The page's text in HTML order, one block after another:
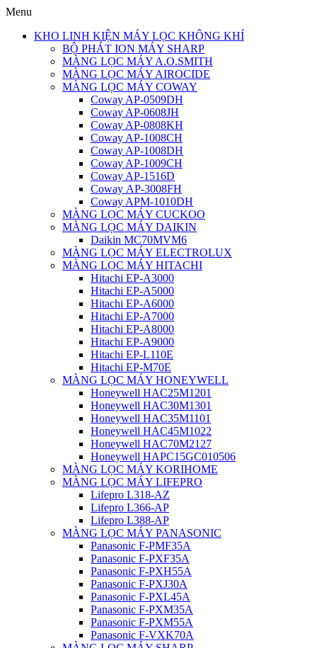
Menu
KHO LINH KIỆN MÁY LỌC KHÔNG KHÍ
BỘ PHÁT ION MÁY SHARP
MÀNG LỌC MÁY A.O.SMITH
MÀNG LỌC MÁY AIROCIDE
MÀNG LỌC MÁY COWAY
Coway AP-0509DH
Coway AP-0608JH
Coway AP-0808KH
Coway AP-1008CH
Coway AP-1008DH
Coway AP-1009CH
Coway AP-1516D
Coway AP-3008FH
Coway APM-1010DH
MÀNG LỌC MÁY CUCKOO
MÀNG LỌC MÁY DAIKIN
Daikin MC70MVM6
MÀNG LỌC MÁY ELECTROLUX
MÀNG LỌC MÁY HITACHI
Hitachi EP-A3000
Hitachi EP-A5000
Hitachi EP-A6000
Hitachi EP-A7000
Hitachi EP-A8000
Hitachi EP-A9000
Hitachi EP-L110E
Hitachi EP-M70E
MÀNG LỌC MÁY HONEYWELL
Honeywell HAC25M1201
Honeywell HAC30M1301
Honeywell HAC35M1101
Honeywell HAC45M1022
Honeywell HAC70M2127
Honeywell HAPC15GC010506
MÀNG LỌC MÁY KORIHOME
MÀNG LỌC MÁY LIFEPRO
Lifepro L318-AZ
Lifepro L366-AP
Lifepro L388-AP
MÀNG LỌC MÁY PANASONIC
Panasonic F-PMF35A
Panasonic F-PXF35A
Panasonic F-PXH55A
Panasonic F-PXJ30A
Panasonic F-PXL45A
Panasonic F-PXM35A
Panasonic F-PXM55A
Panasonic F-VXK70A